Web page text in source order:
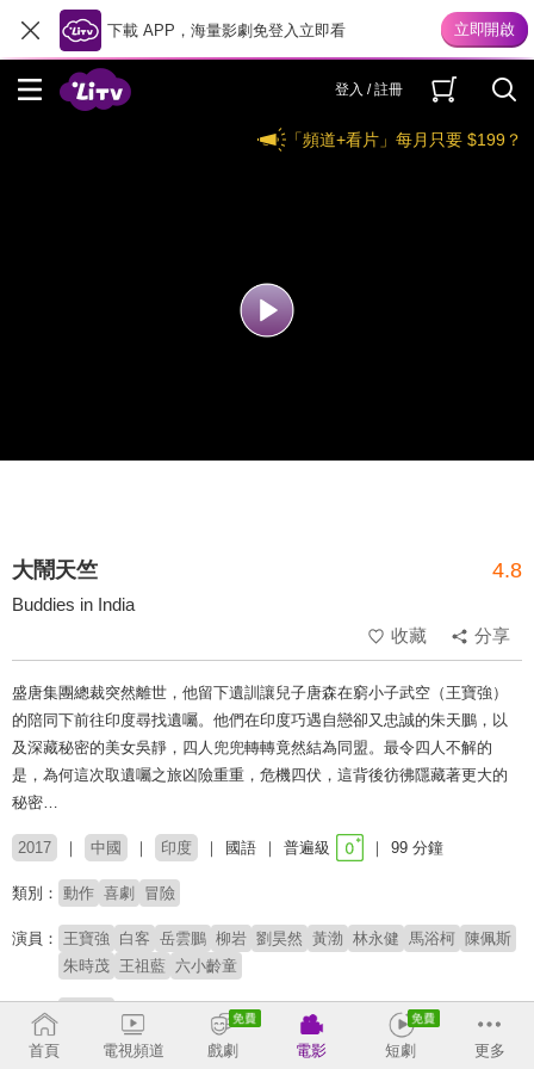
下載 APP，海量影劇免登入立即看
登入 / 註冊
「頻道+看片」每月只要 $199？
大鬧天竺 4.8
Buddies in India
收藏
分享
盛唐集團總裁突然離世，他留下遺訓讓兒子唐森在窮小子武空（王寶強）
的陪同下前往印度尋找遺囑。他們在印度巧遇自戀卻又忠誠的朱天鵬，以
及深藏秘密的美女吳靜，四人兜兜轉轉竟然結為同盟。最令四人不解的
是，為何這次取遺囑之旅凶險重重，危機四伏，這背後彷彿隱藏著更大的
秘密…
2017 中國 印度 國語 普遍級 99 分鐘
類別： 動作 喜劇 冒險
演員： 王寶強 白客 岳雲鵬 柳岩 劉昊然 黃渤 林永健 馬浴柯 陳佩斯
朱時茂 王祖藍 六小齡童
導演：
# 友情# 盜墓尋寶# 動作喜劇 # 西遊記
首頁 電視頻道 戲劇 電影 短劇 更多